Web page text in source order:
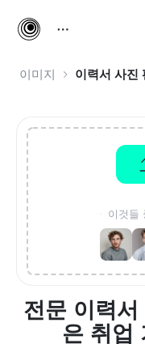
이미지 이력서 사진
전문 이력
은 취업
이것들